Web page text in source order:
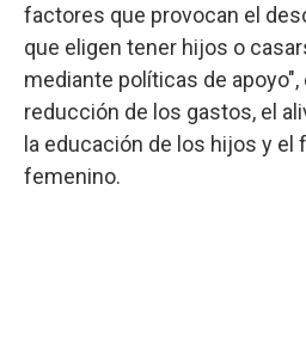
factores que provocan el
que eligen tener hijos o
mediante políticas de
reducción de los gastos, el
la educación de los hijos y
femenino.